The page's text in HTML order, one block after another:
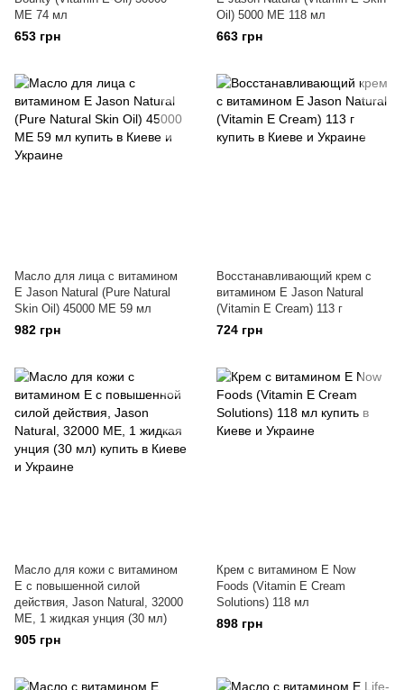
МЕ 74 мл
653 грн
Oil) 5000 МЕ 118 мл
663 грн
Масло для лица с витамином
Е Jason Natural (Pure Natural
Skin Oil) 45000 МЕ 59 мл
982 грн
Восстанавливающий крем с
витамином Е Jason Natural
(Vitamin E Cream) 113 г
724 грн
Масло для кожи с витамином
Е с повышенной силой
действия, Jason Natural, 32000
МЕ, 1 жидкая унция (30 мл)
905 грн
Крем с витамином Е Now
Foods (Vitamin E Cream
Solutions) 118 мл
898 грн